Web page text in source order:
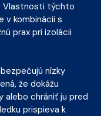
Vlastnosti týchto
v kombinácii s
prax pri izolácii
nízky
že dokážu
alebo chrániť ju pred
prispieva k